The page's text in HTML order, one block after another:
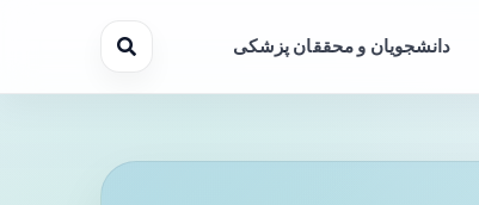
دانشجویان و محققان پزشکی